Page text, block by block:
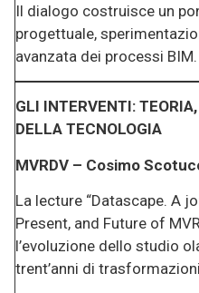
Il dialogo costruisce un
progettuale,
avanzata dei processi BIM.
GLI INTERVENTI:
DELLA TECNOLOGIA
MVRDV – Cosimo
La lecture “Datascape. A
Present, and Future of
l’evoluzione dello studio
trent’anni di